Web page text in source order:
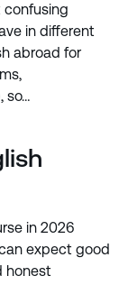
confusing
in different
abroad for
so…
in 2026
expect good
honest